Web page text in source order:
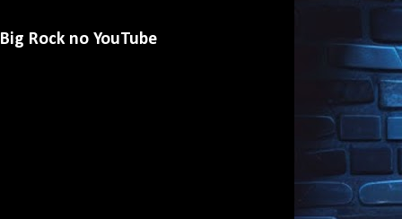
Big Rock no YouTube